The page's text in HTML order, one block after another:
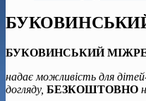
БУКОВИНСЬКИЙ
надає можливість для
догляду, БЕЗКОШТОВНО